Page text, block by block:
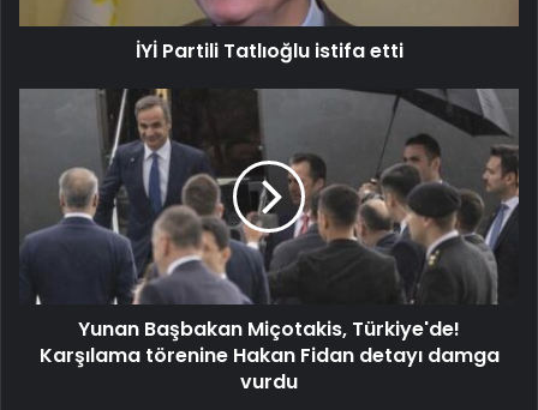
İYİ Partili Tatlıoğlu istifa etti
Yunan Başbakan Miçotakis, Türkiye'de!
Karşılama törenine Hakan Fidan detayı damga
vurdu